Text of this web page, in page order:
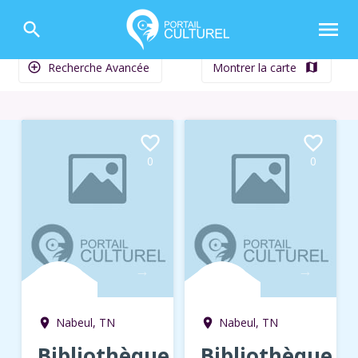
search menu
add_circle_outline Recherche Avancée Montrer la carte map
favorite_border
0
→
room Nabeul, TN
favorite_border
0
→
room Nabeul, TN